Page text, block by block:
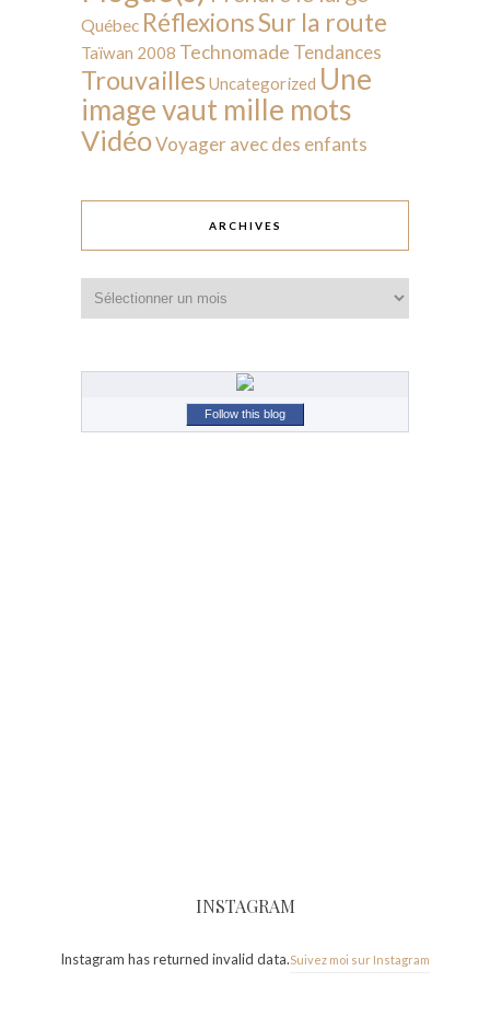
Québec RéflexionsSur la route
Taïwan 2008 Technomade Tendances
Trouvailles Uncategorized Une
image vaut mille mots
VidéoVoyager avec des enfants
ARCHIVES
Follow this blog
INSTAGRAM
Instagram has returned invalid data.Suivez moi sur Instagram